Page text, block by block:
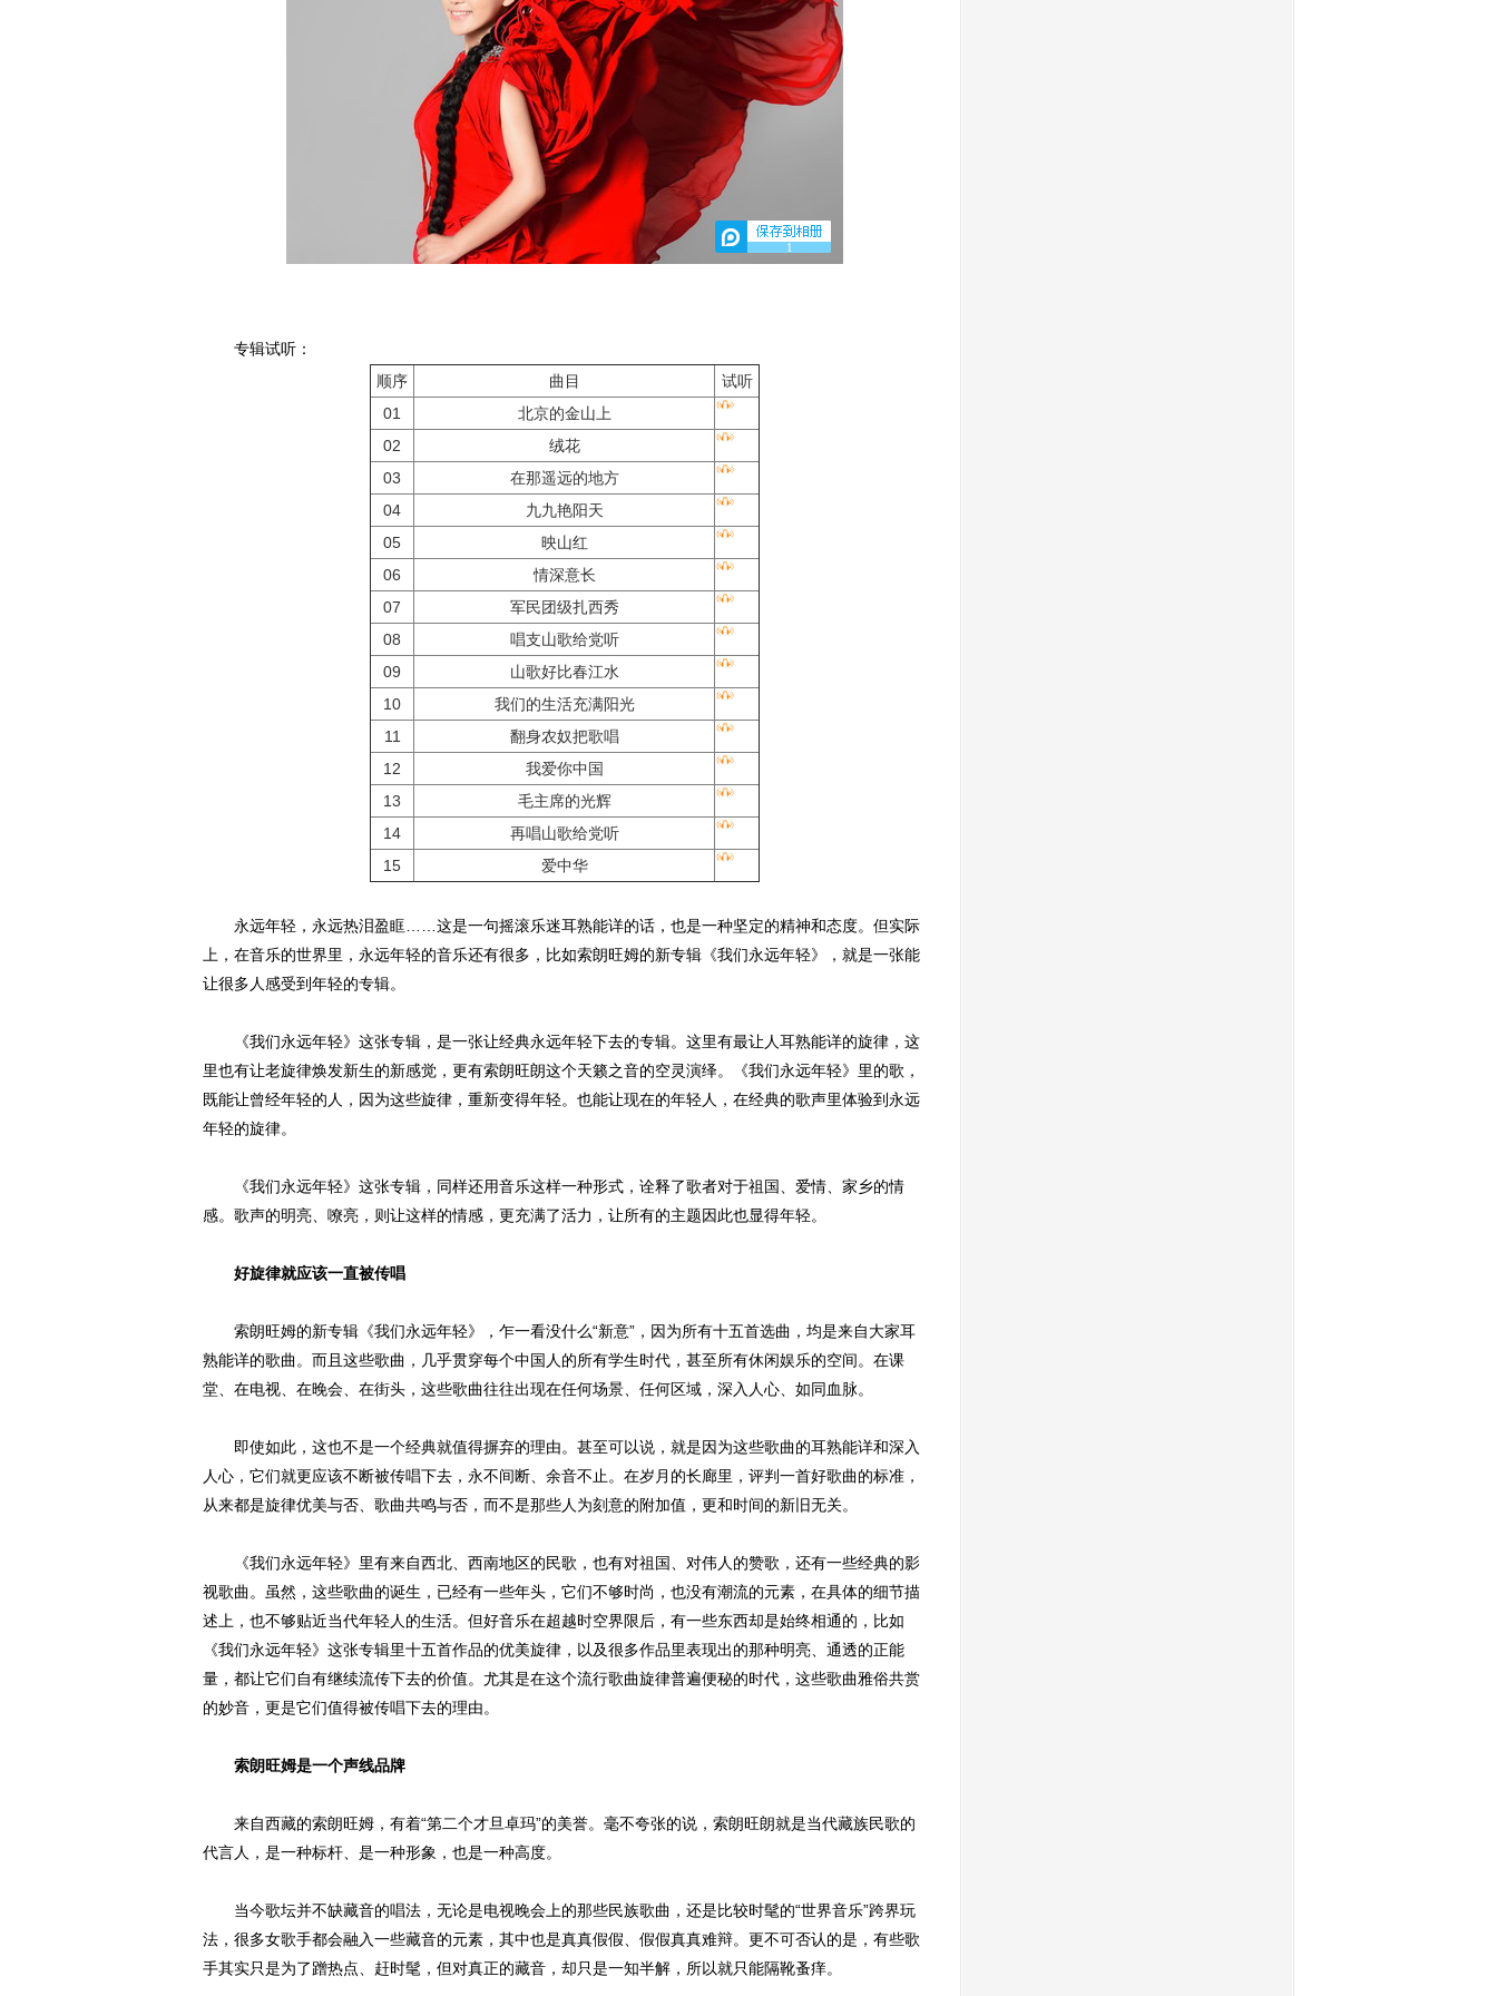
1
专辑试听：
顺序 曲目
试听
01
北京的金山上
02
绒花
03
在那遥远的地方
04
九九艳阳天
05
映山红
06
情深意长
07
军民团级扎西秀
08
唱支山歌给党听
09
山歌好比春江水
10
我们的生活充满阳光
11
翻身农奴把歌唱
12
我爱你中国
13
毛主席的光辉
14
再唱山歌给党听
15
爱中华
永远年轻，永远热泪盈眶……这是一句摇滚乐迷耳熟能详的话，也是一种坚定的精神和态度。但实际
上，在音乐的世界里，永远年轻的音乐还有很多，比如索朗旺姆的新专辑《我们永远年轻》，就是一张能
让很多人感受到年轻的专辑。
《我们永远年轻》这张专辑，是一张让经典永远年轻下去的专辑。这里有最让人耳熟能详的旋律，这
里也有让老旋律焕发新生的新感觉，更有索朗旺朗这个天籁之音的空灵演绎。《我们永远年轻》里的歌，
既能让曾经年轻的人，因为这些旋律，重新变得年轻。也能让现在的年轻人，在经典的歌声里体验到永远
年轻的旋律。
《我们永远年轻》这张专辑，同样还用音乐这样一种形式，诠释了歌者对于祖国、爱情、家乡的情
感。歌声的明亮、嘹亮，则让这样的情感，更充满了活力，让所有的主题因此也显得年轻。
好旋律就应该一直被传唱
索朗旺姆的新专辑《我们永远年轻》，乍一看没什么“新意”，因为所有十五首选曲，均是来自大家耳
熟能详的歌曲。而且这些歌曲，几乎贯穿每个中国人的所有学生时代，甚至所有休闲娱乐的空间。在课
堂、在电视、在晚会、在街头，这些歌曲往往出现在任何场景、任何区域，深入人心、如同血脉。
即使如此，这也不是一个经典就值得摒弃的理由。甚至可以说，就是因为这些歌曲的耳熟能详和深入
人心，它们就更应该不断被传唱下去，永不间断、余音不止。在岁月的长廊里，评判一首好歌曲的标准，
从来都是旋律优美与否、歌曲共鸣与否，而不是那些人为刻意的附加值，更和时间的新旧无关。
《我们永远年轻》里有来自西北、西南地区的民歌，也有对祖国、对伟人的赞歌，还有一些经典的影
视歌曲。虽然，这些歌曲的诞生，已经有一些年头，它们不够时尚，也没有潮流的元素，在具体的细节描
述上，也不够贴近当代年轻人的生活。但好音乐在超越时空界限后，有一些东西却是始终相通的，比如
《我们永远年轻》这张专辑里十五首作品的优美旋律，以及很多作品里表现出的那种明亮、通透的正能
量，都让它们自有继续流传下去的价值。尤其是在这个流行歌曲旋律普遍便秘的时代，这些歌曲雅俗共赏
的妙音，更是它们值得被传唱下去的理由。
索朗旺姆是一个声线品牌
来自西藏的索朗旺姆，有着“第二个才旦卓玛”的美誉。毫不夸张的说，索朗旺朗就是当代藏族民歌的
代言人，是一种标杆、是一种形象，也是一种高度。
当今歌坛并不缺藏音的唱法，无论是电视晚会上的那些民族歌曲，还是比较时髦的“世界音乐”跨界玩
法，很多女歌手都会融入一些藏音的元素，其中也是真真假假、假假真真难辩。更不可否认的是，有些歌
手其实只是为了蹭热点、赶时髦，但对真正的藏音，却只是一知半解，所以就只能隔靴蚤痒。